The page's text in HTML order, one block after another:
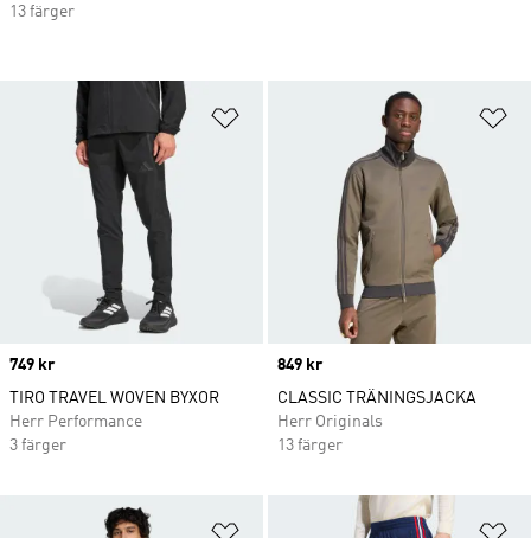
Lägg till på önskelistan
Price
749 kr
TIRO TRAVEL WOVEN BYXOR
Herr Performance
3 färger
Price
849 kr
CLASSIC TRÄNINGSJACKA
Herr Originals
13 färger
Lägg till på önskelistan
13 färger